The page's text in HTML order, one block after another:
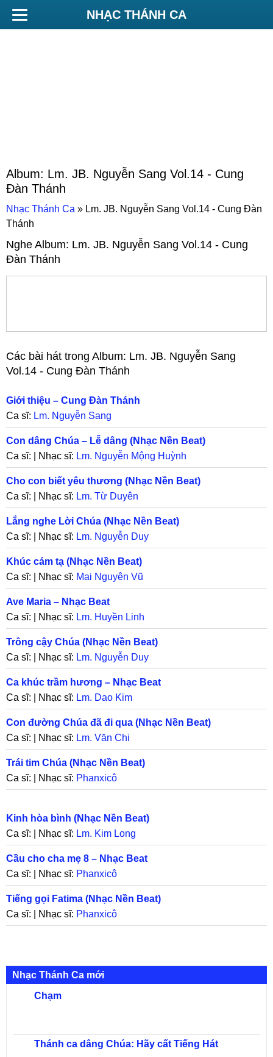
NHẠC THÁNH CA
Album: Lm. JB. Nguyễn Sang Vol.14 - Cung
Đàn Thánh
Nhạc Thánh Ca » Lm. JB. Nguyễn Sang Vol.14 - Cung Đàn
Thánh
Nghe Album: Lm. JB. Nguyễn Sang Vol.14 - Cung
Đàn Thánh
Các bài hát trong Album: Lm. JB. Nguyễn Sang
Vol.14 - Cung Đàn Thánh
Giới thiệu – Cung Đàn Thánh
Ca sĩ: Lm. Nguyễn Sang
Con dâng Chúa – Lễ dâng (Nhạc Nền Beat)
Ca sĩ: | Nhạc sĩ: Lm. Nguyễn Mộng Huỳnh
Cho con biết yêu thương (Nhạc Nền Beat)
Ca sĩ: | Nhạc sĩ: Lm. Từ Duyên
Lắng nghe Lời Chúa (Nhạc Nền Beat)
Ca sĩ: | Nhạc sĩ: Lm. Nguyễn Duy
Khúc cảm tạ (Nhạc Nền Beat)
Ca sĩ: | Nhạc sĩ: Mai Nguyên Vũ
Ave Maria – Nhạc Beat
Ca sĩ: | Nhạc sĩ: Lm. Huyền Linh
Trông cậy Chúa (Nhạc Nền Beat)
Ca sĩ: | Nhạc sĩ: Lm. Nguyễn Duy
Ca khúc trầm hương – Nhạc Beat
Ca sĩ: | Nhạc sĩ: Lm. Dao Kim
Con đường Chúa đã đi qua (Nhạc Nền Beat)
Ca sĩ: | Nhạc sĩ: Lm. Văn Chi
Trái tim Chúa (Nhạc Nền Beat)
Ca sĩ: | Nhạc sĩ: Phanxicô
Kinh hòa bình (Nhạc Nền Beat)
Ca sĩ: | Nhạc sĩ: Lm. Kim Long
Cầu cho cha mẹ 8 – Nhạc Beat
Ca sĩ: | Nhạc sĩ: Phanxicô
Tiếng gọi Fatima (Nhạc Nền Beat)
Ca sĩ: | Nhạc sĩ: Phanxicô
Nhạc Thánh Ca mới
Chạm
Thánh ca dâng Chúa: Hãy cất Tiếng Hát